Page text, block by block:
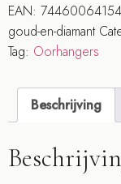
EAN:
goud-en-diamant
Tag: Oorhangers
Beschrijving